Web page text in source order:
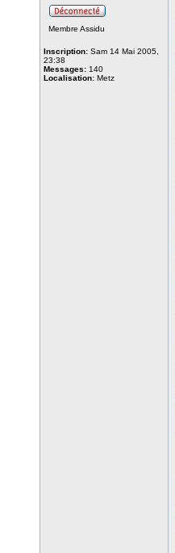
Membre Assidu
Inscription: Sam 14 Mai 2005,
23:38
Messages: 140
Localisation: Metz